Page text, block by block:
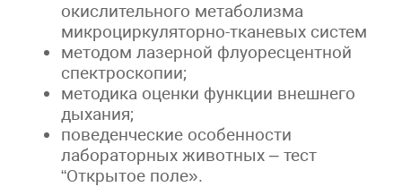
окислительного метаболизма
микроциркуляторно-тканевых систем
методом лазерной флуоресцентной
спектроскопии;
методика оценки функции внешнего
дыхания;
поведенческие особенности
лабораторных животных – тест
“Открытое поле».